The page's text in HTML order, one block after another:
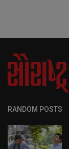
RANDOM POSTS